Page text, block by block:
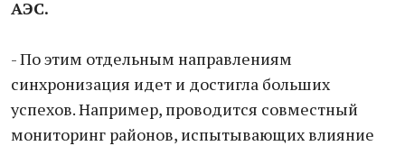
АЭС.
- По этим отдельным направлениям
синхронизация идет и достигла больших
успехов. Например, проводится совместный
мониторинг районов, испытывающих влияние